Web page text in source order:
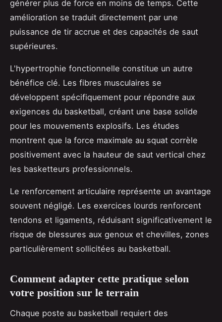
générer plus de force en moins de temps. Cette
amélioration se traduit directement par une
puissance de tir accrue et des capacités de saut
supérieures.
L'hypertrophie fonctionnelle constitue un autre
bénéfice clé. Les fibres musculaires se
développent spécifiquement pour répondre aux
exigences du basketball, créant une base solide
pour les mouvements explosifs. Les études
montrent que la force maximale au squat corrèle
positivement avec la hauteur de saut vertical chez
les basketteurs professionnels.
Le renforcement articulaire représente un avantage
souvent négligé. Les exercices lourds renforcent
tendons et ligaments, réduisant significativement le
risque de blessures aux genoux et chevilles, zones
particulièrement sollicitées au basketball.
Comment adapter cette pratique selon
votre position sur le terrain
Chaque poste au basketball requiert des